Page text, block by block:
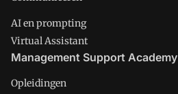
AI en prompting
Virtual Assistant
Management Support Academy
Opleidingen